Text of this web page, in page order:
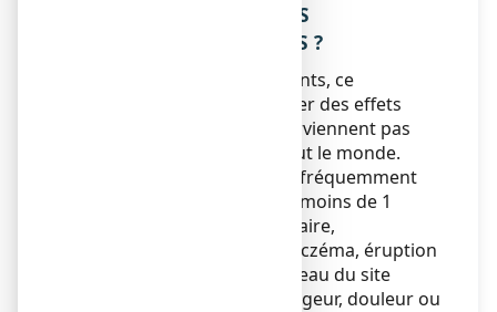
4. QUELS SONT LES EFFETS
INDESIRABLES EVENTUELS ?
Comme tous les médicaments, ce
médicament peut provoquer des effets
indésirables, mais ils ne surviennent pas
systématiquement chez tout le monde.
Les effets indésirables peu fréquemment
rapportés (survenant chez moins de 1
patient sur 100) sont : urticaire,
démangeaisons, rougeur, eczéma, éruption
cutanée et réactions au niveau du site
d’application (irritation, rougeur, douleur ou